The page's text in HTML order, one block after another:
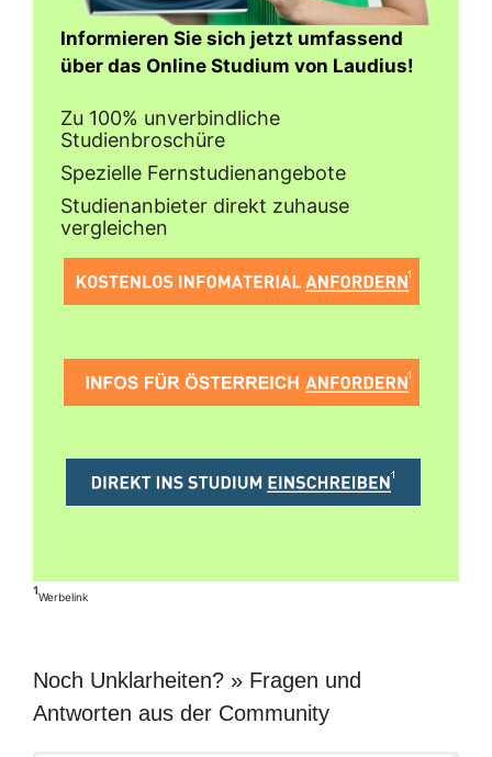
Informieren Sie sich jetzt umfassend
über das Online Studium von Laudius!
Zu 100% unverbindliche
Studienbroschüre
Spezielle Fernstudienangebote
Studienanbieter direkt zuhause
vergleichen
¹Werbelink
Noch Unklarheiten? » Fragen und
Antworten aus der Community